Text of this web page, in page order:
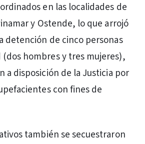
en las localidades de
y Ostende, lo que arrojó
detención de cinco personas
(dos hombres y tres mujeres),
a disposición de la Justicia por
con fines de
también se secuestraron